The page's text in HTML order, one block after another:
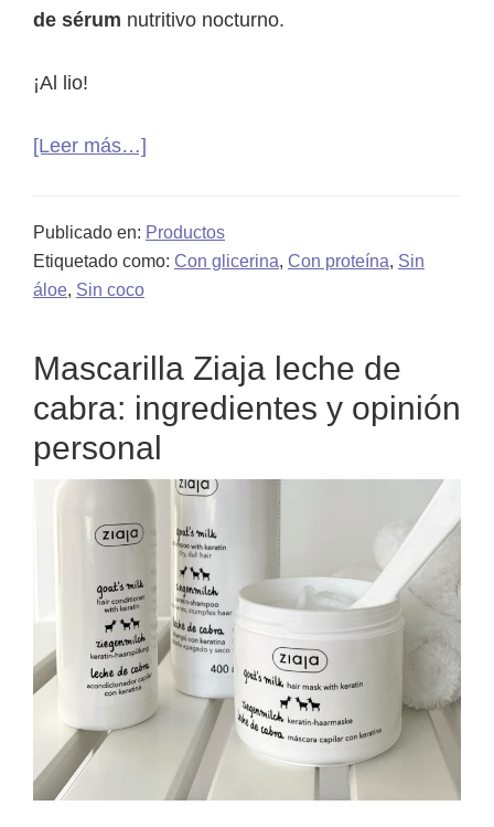
de sérum nutritivo nocturno.
¡Al lio!
[Leer más…]
Nutritive
8H
Hair
Serum
(Opinión
+
Reseña
del
Milagro
Nocturno)
Publicado en: Productos
Etiquetado como: Con glicerina, Con proteína, Sin
áloe, Sin coco
Mascarilla Ziaja leche de
cabra: ingredientes y opinión
personal